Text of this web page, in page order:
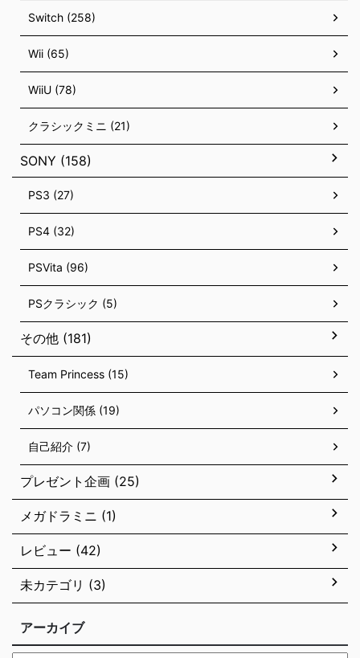
Switch (258)
Wii (65)
WiiU (78)
クラシックミニ (21)
SONY (158)
PS3 (27)
PS4 (32)
PSVita (96)
PSクラシック (5)
その他 (181)
Team Princess (15)
パソコン関係 (19)
自己紹介 (7)
プレゼント企画 (25)
メガドラミニ (1)
レビュー (42)
未カテゴリ (3)
アーカイブ